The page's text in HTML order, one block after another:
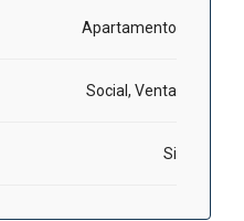
Apartamento
Social, Venta
Si